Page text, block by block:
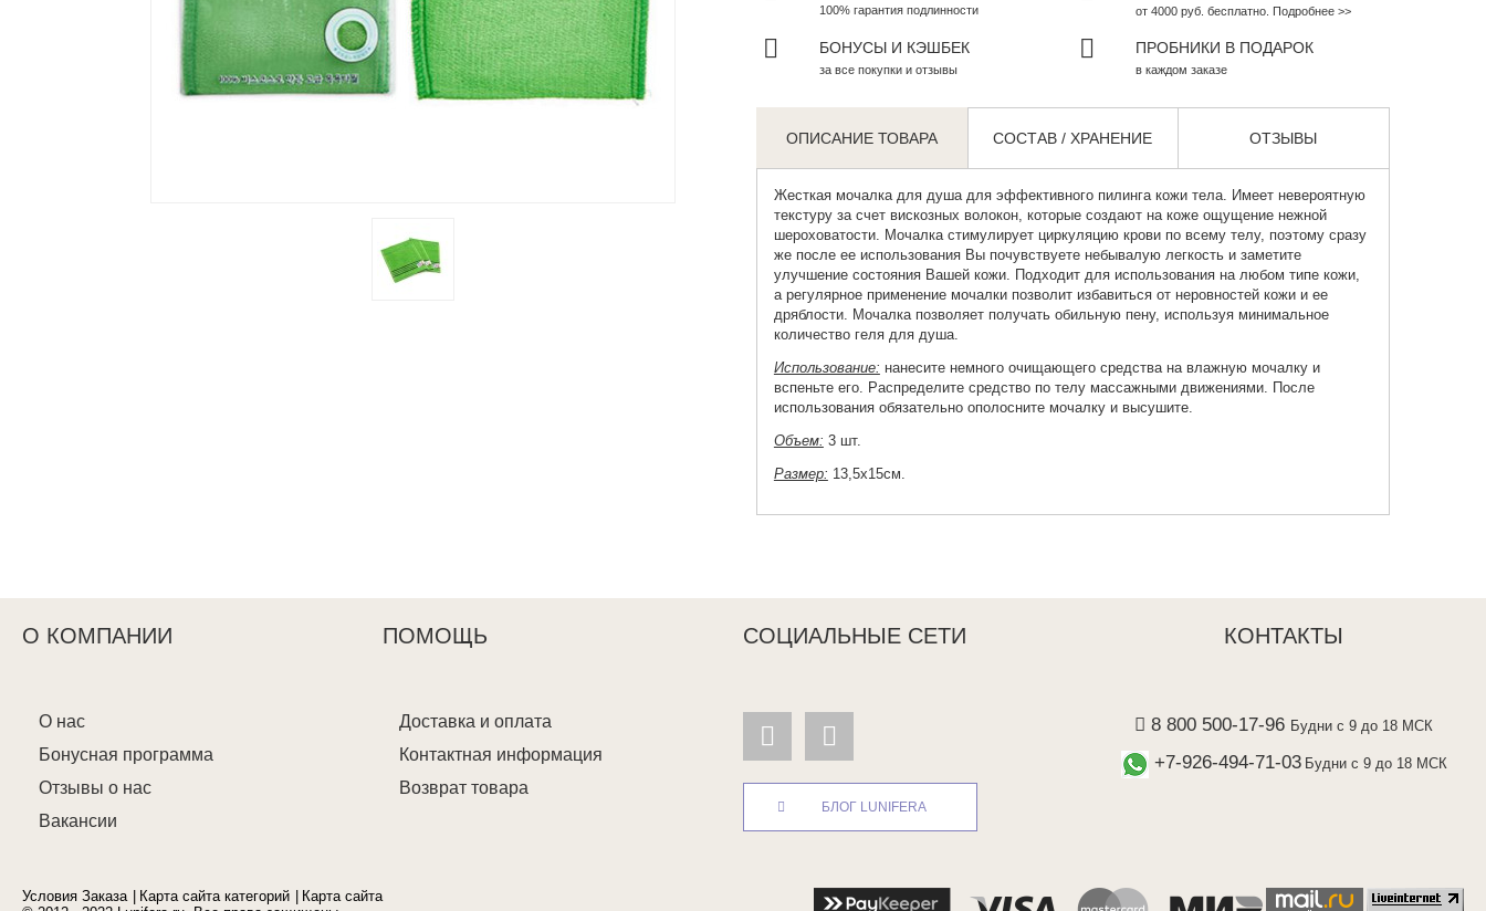
100% гарантия подлинности от 4000 руб. бесплатно. Подробнее >>
БОНУСЫ И КЭШБЕК
за все покупки и отзывы
ПРОБНИКИ В ПОДАРОК
в каждом заказе
ОПИСАНИЕ ТОВАРА СОСТАВ / ХРАНЕНИЕ ОТЗЫВЫ
Жесткая мочалка для душадля эффективного пилинга кожи тела. Имеет невероятную
текстуру за счет вискозных волокон, которые создают на коже ощущение нежной
шероховатости. Мочалка стимулирует циркуляцию крови по всему телу, поэтому сразу
же после ее использования Вы почувствуете небывалую легкость и заметите
улучшение состояния Вашей кожи. Подходит для использования на любом типе кожи,
а регулярное применение мочалки позволит избавиться от неровностей кожи и ее
дряблости. Мочалка позволяет получать обильную пену, используя минимальное
количество геля для душа.
Использование: нанесите немного очищающего средства на влажную мочалку и
вспеньте его. Распределите средство по телу массажными движениями. После
использования обязательно ополосните мочалку и высушите.
Объем: 3 шт.
Размер: 13,5х15см.
О КОМПАНИИ ПОМОЩЬ СОЦИАЛЬНЫЕ СЕТИ КОНТАКТЫ
О нас
Бонусная программа
Отзывы о нас
Вакансии
Доставка и оплата
Контактная информация
Возврат товара
БЛОГ LUNIFERA
8 800 500-17-96 Будни с 9 до 18 МСК
+7-926-494-71-03 Будни с 9 до 18 МСК
Условия Заказа Карта сайта категорий
Карта сайта